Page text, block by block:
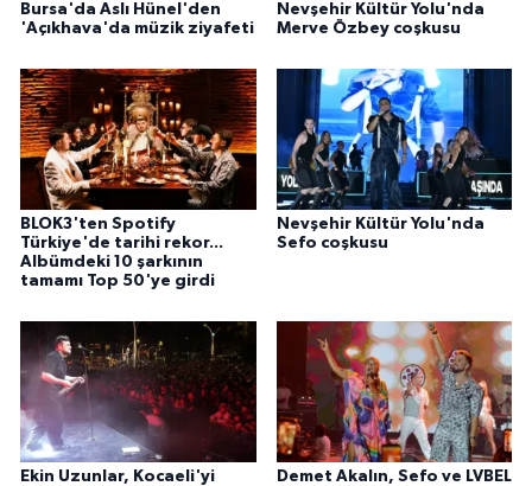
Bursa'da Aslı Hünel'den
'Açıkhava'da müzik ziyafeti
Nevşehir Kültür Yolu'nda
Merve Özbey coşkusu
BLOK3'ten Spotify
Türkiye'de tarihi rekor...
Albümdeki 10 şarkının
tamamı Top 50'ye girdi
Nevşehir Kültür Yolu'nda
Sefo coşkusu
Ekin Uzunlar, Kocaeli'yi
Demet Akalın, Sefo ve LVBEL